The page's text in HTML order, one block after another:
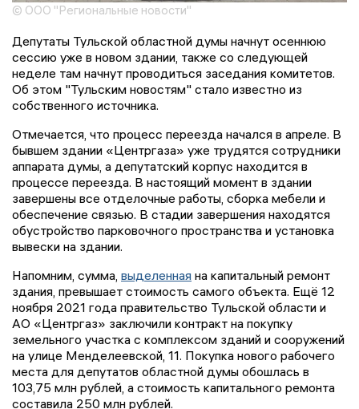
© ООО "Региональные новости"
Депутаты Тульской областной думы начнут осеннюю
сессию уже в новом здании, также со следующей
неделе там начнут проводиться заседания комитетов.
Об этом "Тульским новостям" стало известно из
собственного источника.
Отмечается, что процесс переезда начался в апреле. В
бывшем здании «Центргаза» уже трудятся сотрудники
аппарата думы, а депутатский корпус находится в
процессе переезда. В настоящий момент в здании
завершены все отделочные работы, сборка мебели и
обеспечение связью. В стадии завершения находятся
обустройство парковочного пространства и установка
вывески на здании.
Напомним, сумма, выделенная на капитальный ремонт
здания, превышает стоимость самого объекта. Ещё 12
ноября 2021 года правительство Тульской области и
АО «Центргаз» заключили контракт на покупку
земельного участка с комплексом зданий и сооружений
на улице Менделеевской, 11. Покупка нового рабочего
места для депутатов областной думы обошлась в
103,75 млн рублей, а стоимость капитального ремонта
составила 250 млн рублей.